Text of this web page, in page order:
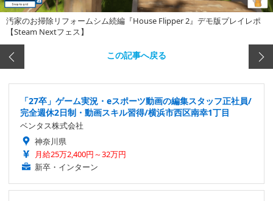
汚家のお掃除リフォームシム続編『House Flipper 2』デモ版プレイレポ
【Steam Nextフェス】
この記事へ戻る
「27卒」ゲーム実況・eスポーツ動画の編集スタッフ正社員/
完全週休2日制・動画スキル習得/横浜市西区南幸1丁目
ベンタス株式会社
神奈川県
月給25万2,400円～32万円
新卒・インターン